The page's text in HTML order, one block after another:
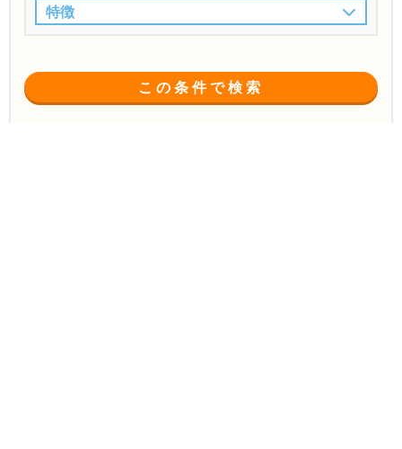
特徴
この条件で検索